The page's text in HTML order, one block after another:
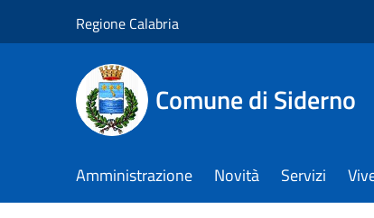
Regione Calabria
Comune di Siderno
Amministrazione Novità Servizi